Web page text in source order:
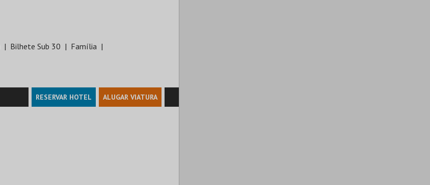
Bilhete Sub 30
Família
RESERVAR HOTEL ALUGAR VIATURA